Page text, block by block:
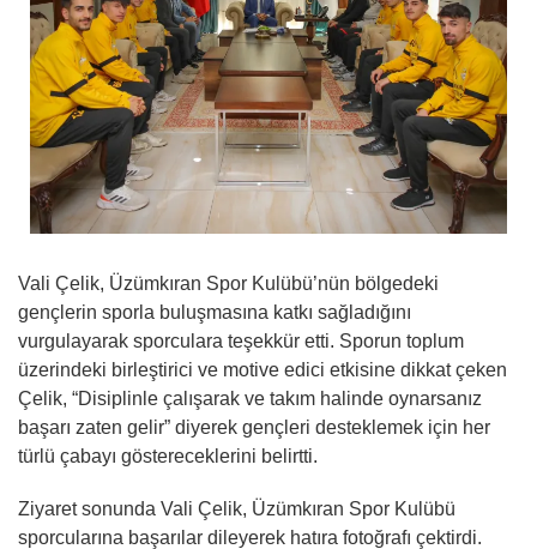
Vali Çelik, Üzümkıran Spor Kulübü’nün bölgedeki
gençlerin sporla buluşmasına katkı sağladığını
vurgulayarak sporculara teşekkür etti. Sporun toplum
üzerindeki birleştirici ve motive edici etkisine dikkat çeken
Çelik, “Disiplinle çalışarak ve takım halinde oynarsanız
başarı zaten gelir” diyerek gençleri desteklemek için her
türlü çabayı göstereceklerini belirtti.
Ziyaret sonunda Vali Çelik, Üzümkıran Spor Kulübü
sporcularına başarılar dileyerek hatıra fotoğrafı çektirdi.